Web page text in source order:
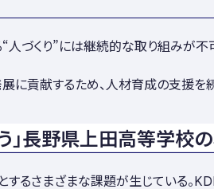
づくり”には継続的な取り組みが不
に貢献するため、人材育成の支援を
」長野県上田高等学校
るさまざまな課題が生じている。